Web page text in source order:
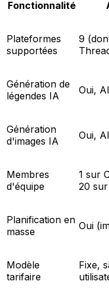
Fonctionnalité
Plateformes
supportées
9
Génération de
légendes IA
Oui,
Génération
d'images IA
Oui,
Membres
d'équipe
1 sur
20
Planification en
masse
Oui
Modèle
tarifaire
Fixe,